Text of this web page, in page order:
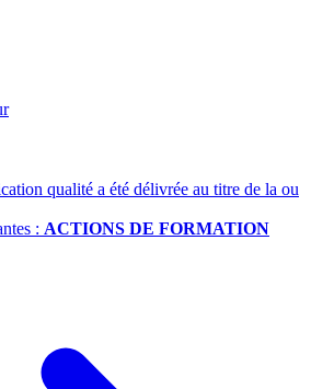
qualité a été délivrée au titre de la ou
: ACTIONS DE FORMATION